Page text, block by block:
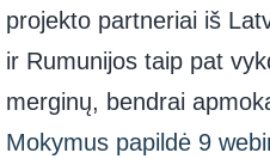
projekto partneriai iš
ir Rumunijos taip pat
merginų, bendrai
Mokymus papildė 9